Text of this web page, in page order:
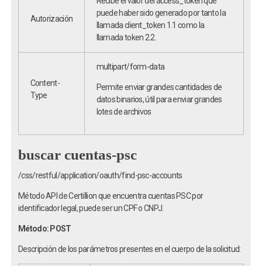
Autorización
puede haber sido generado por tanto la
llamada client_token 1.1 como la
llamada token 2.2.
Content-
Type
multipart/form-data
Permite enviar grandes cantidades de
datos binarios, útil para enviar grandes
lotes de archivos
buscar cuentas-psc
/css/restful/application/oauth/find-psc-accounts
Método API de Certillion que encuentra cuentas PSC por
identificador legal, puede ser un CPF o CNPJ.
Método: POST
Descripción de los parámetros presentes en el cuerpo de la solicitud: